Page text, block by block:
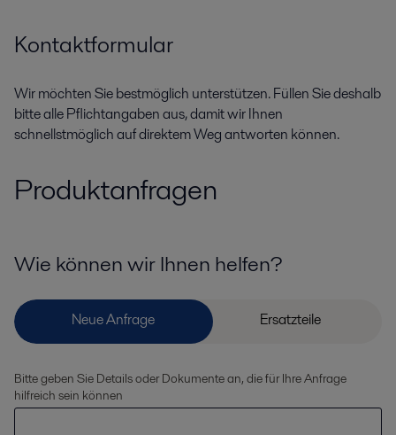
Kontaktformular
Wir möchten Sie bestmöglich unterstützen. Füllen Sie deshalb
bitte alle Pflichtangaben aus, damit wir Ihnen
schnellstmöglich auf direktem Weg antworten können.
Produktanfragen
Wie können wir Ihnen helfen?
Bitte geben Sie Details oder Dokumente an, die für Ihre Anfrage
hilfreich sein können